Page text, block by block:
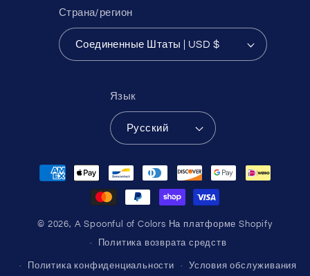
Страна/регион
Соединенные Штаты | USD $
Язык
Русский
Способы
© 2026, A Spoonful of Colors На платформе Shopify
Политика возврата средств
Политика конфиденциальности Условия обслуживания